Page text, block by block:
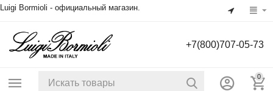
Luigi Bormioli - официальный магазин.
+7(800)707-05-73
0